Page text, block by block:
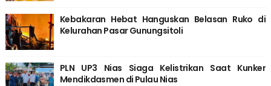
Kebakaran Hebat Hanguskan Belasan Ruko di
Kelurahan Pasar Gunungsitoli
PLN UP3 Nias Siaga Kelistrikan Saat Kunker
Mendikdasmen di Pulau Nias